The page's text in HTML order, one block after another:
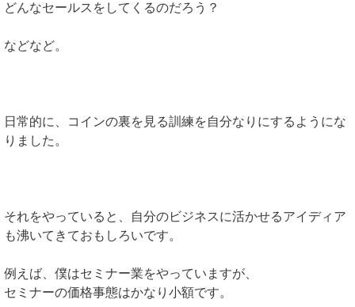
どんなセールスをしてくるのだろう？
などなど。
日常的に、コインの裏を見る訓練を自分なりにするようにな
りました。
それをやっていると、自分のビジネスに活かせるアイディア
も沸いてきておもしろいです。
例えば、僕はセミナー業をやっていますが、
セミナーの価格事態はかなり小額です。